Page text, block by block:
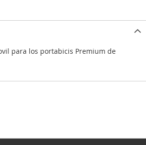
para los portabicis Premium de